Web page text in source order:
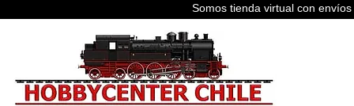
Somos tienda virtual con